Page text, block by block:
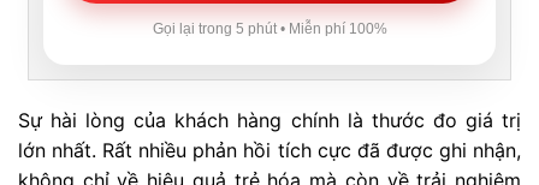
Gọi lại trong 5 phút • Miễn phí 100%
Sự hài lòng của khách hàng chính là thước đo giá trị
lớn nhất. Rất nhiều phản hồi tích cực đã được ghi nhận,